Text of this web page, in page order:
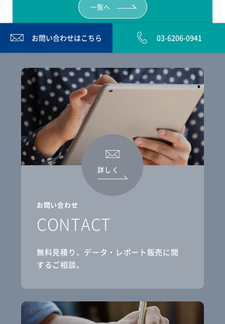
一覧へ
お問い合わせはこちら 03-6206-0941
お問い合わせ
CONTACT
無料見積り、データ・レポート販売に関
するご相談。
詳しく